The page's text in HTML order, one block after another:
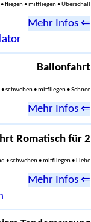
fliegen • mitfliegen • Überschall
Mehr Infos ⇐
Ballonfahrt
• schweben • mitfliegen • Schnee
Mehr Infos ⇐
Romatisch für 2
• schweben • mitfliegen • Liebe
Mehr Infos ⇐